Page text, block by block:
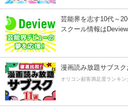
芸能界を志す10代～
スクール情報はDeview
漫画読み放題サブスク
オリコン顧客満足度ランキン